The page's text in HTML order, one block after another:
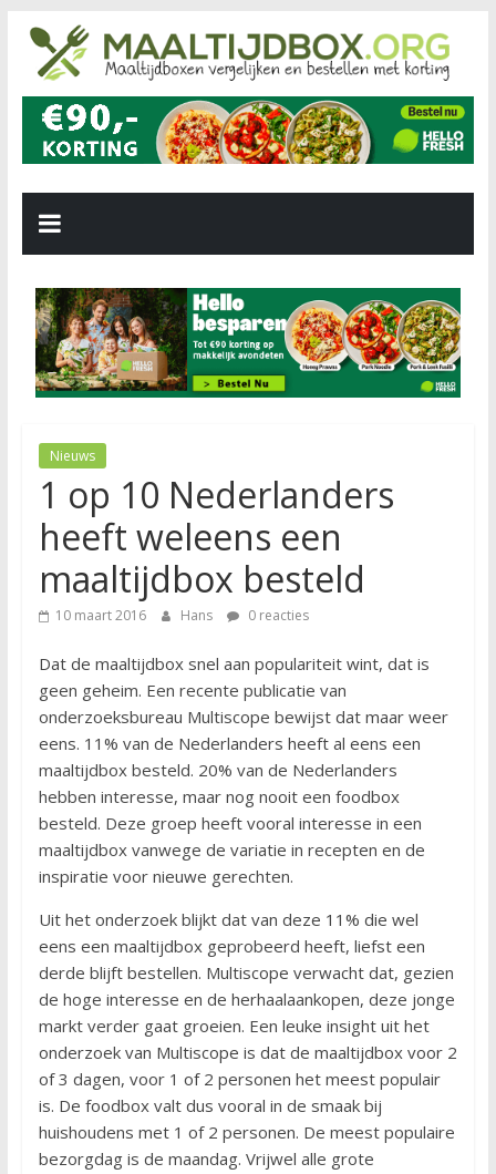
Nieuws
1 op 10 Nederlanders
heeft weleens een
maaltijdbox besteld
10 maart 2016 Hans 0 reacties
Dat de maaltijdbox snel aan populariteit wint, dat is
geen geheim. Een recente publicatie van
onderzoeksbureau Multiscope bewijst dat maar weer
eens. 11% van de Nederlanders heeft al eens een
maaltijdbox besteld. 20% van de Nederlanders
hebben interesse, maar nog nooit een foodbox
besteld. Deze groep heeft vooral interesse in een
maaltijdbox vanwege de variatie in recepten en de
inspiratie voor nieuwe gerechten.
Uit het onderzoek blijkt dat van deze 11% die wel
eens een maaltijdbox geprobeerd heeft, liefst een
derde blijft bestellen. Multiscope verwacht dat, gezien
de hoge interesse en de herhaalaankopen, deze jonge
markt verder gaat groeien. Een leuke insight uit het
onderzoek van Multiscope is dat de maaltijdbox voor 2
of 3 dagen, voor 1 of 2 personen het meest populair
is. De foodbox valt dus vooral in de smaak bij
huishoudens met 1 of 2 personen. De meest populaire
bezorgdag is de maandag. Vrijwel alle grote